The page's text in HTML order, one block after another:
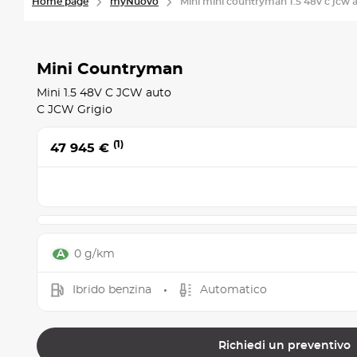
Mini Countryman
Mini 1.5 48V C JCW auto
C JCW Grigio
47 945 € (1)
0 g/km
Ibrido benzina Automatico
Richiedi un preventivo